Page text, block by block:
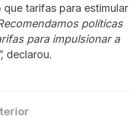
tarifas para estimular
políticas
para impulsionar a
declarou.